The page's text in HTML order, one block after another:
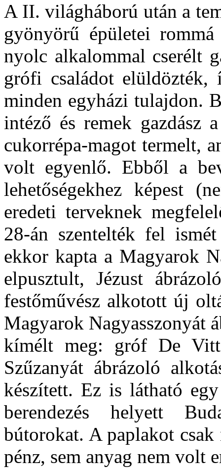
A II. világháború után a
gyönyörű épületei
nyolc alkalommal cserélt
grófi családot elüldözték,
minden egyházi tulajdon.
intéző és remek gazdász
cukorrépa-magot termelt,
volt egyenlő. Ebből a
lehetőségekhez képest
eredeti terveknek
28-án szentelték fel
ekkor kapta a Magyarok
elpusztult, Jézust
festőművész alkotott új
Magyarok Nagyasszonyát
kímélt meg: gróf De
Szűzanyát ábrázoló
készített. Ez is látható
berendezés helyett
bútorokat. A paplakot
pénz, sem anyag nem volt